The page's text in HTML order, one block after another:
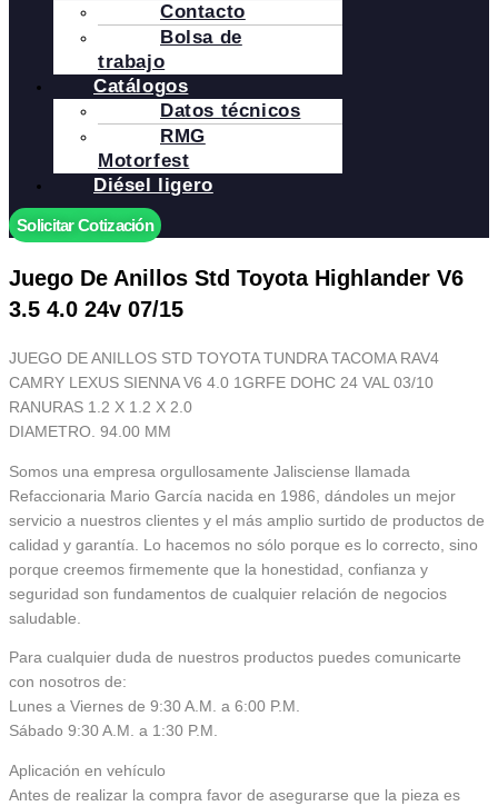
Contacto
Bolsa de
trabajo
Catálogos
Datos técnicos
RMG
Motorfest
Diésel ligero
Solicitar Cotización
Juego De Anillos Std Toyota Highlander V6
3.5 4.0 24v 07/15
JUEGO DE ANILLOS STD TOYOTA TUNDRA TACOMA RAV4
CAMRY LEXUS SIENNA V6 4.0 1GRFE DOHC 24 VAL 03/10
RANURAS 1.2 X 1.2 X 2.0
DIAMETRO. 94.00 MM
Somos una empresa orgullosamente Jalisciense llamada
Refaccionaria Mario García nacida en 1986, dándoles un mejor
servicio a nuestros clientes y el más amplio surtido de productos de
calidad y garantía. Lo hacemos no sólo porque es lo correcto, sino
porque creemos firmemente que la honestidad, confianza y
seguridad son fundamentos de cualquier relación de negocios
saludable.
Para cualquier duda de nuestros productos puedes comunicarte
con nosotros de:
Lunes a Viernes de 9:30 A.M. a 6:00 P.M.
Sábado 9:30 A.M. a 1:30 P.M.
Aplicación en vehículo
Antes de realizar la compra favor de asegurarse que la pieza es